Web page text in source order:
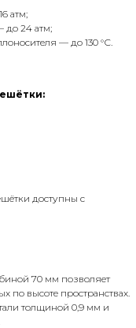
атм;
до 24 атм;
— до 130 °С.
доступны с
70 мм позволяет
по высоте пространствах.
толщиной 0,9 мм и